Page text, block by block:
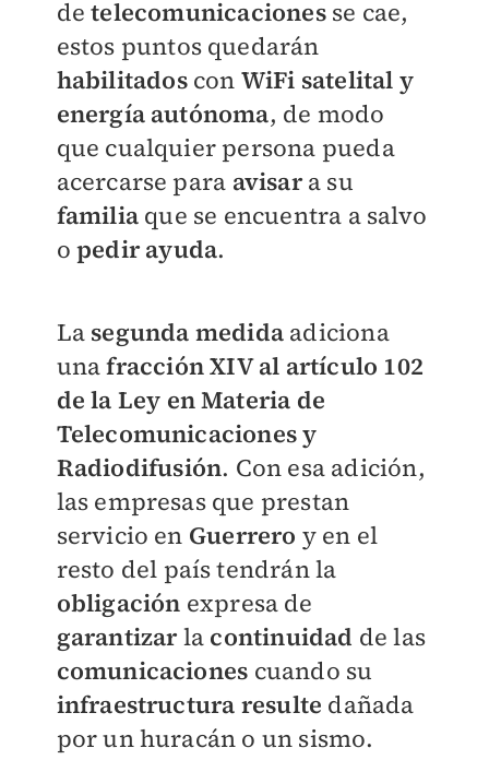
detelecomunicacionesse cae,
estos puntos quedarán
habilitadoscon WiFi satelital y
energía autónoma, de modo
que cualquier persona pueda
acercarse para avisara su
familiaque se encuentra a salvo
o pedir ayuda.
La segunda medidaadiciona
unafracción XIV al artículo 102
de la Ley en Materia de
Telecomunicaciones y
Radiodifusión. Con esa adición,
las empresas que prestan
servicio en Guerrero y en el
resto del país tendrán la
obligación expresa de
garantizarla continuidad de las
comunicaciones cuando su
infraestructura resulte dañada
por un huracán o un sismo.